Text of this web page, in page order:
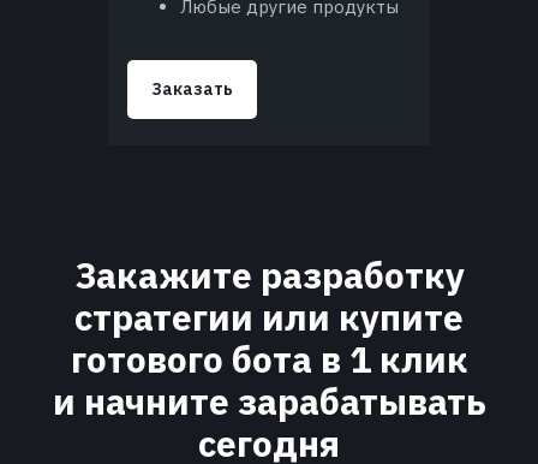
Любые другие продукты
Заказать
Закажите разработку
стратегии или купите
готового бота в 1 клик
и начните зарабатывать
сегодня